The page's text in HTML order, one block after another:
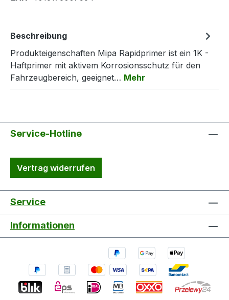
Beschreibung
Produkteigenschaften Mipa Rapidprimer ist ein 1K -
Haftprimer mit aktivem Korrosionsschutz für den
Fahrzeugbereich, geeignet… Mehr
Service-Hotline
Vertrag widerrufen
Service
Informationen